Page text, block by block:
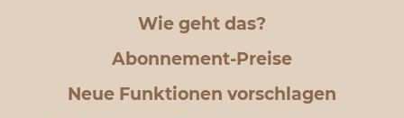
Wie geht das?
Abonnement-Preise
Neue Funktionen vorschlagen